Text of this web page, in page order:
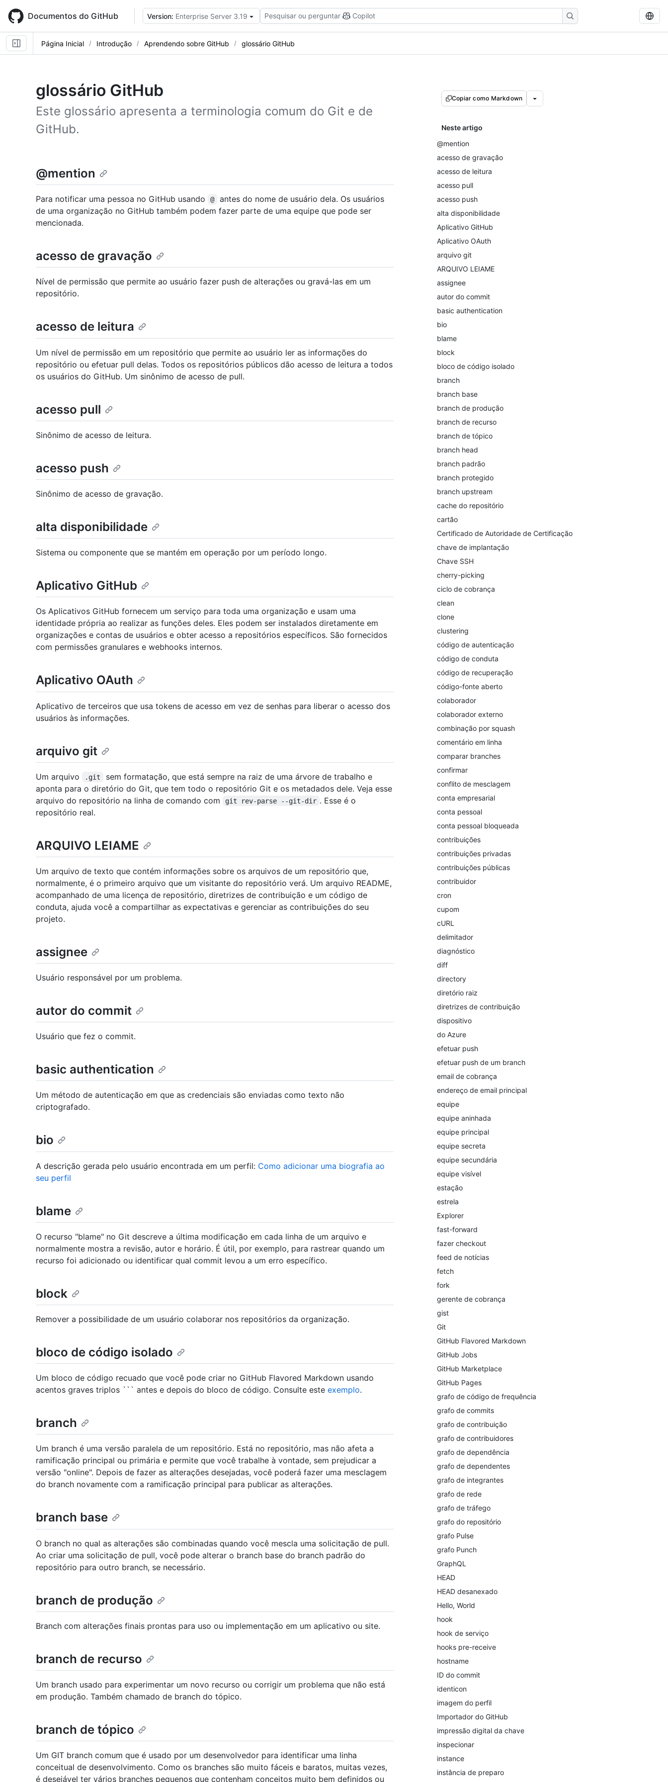
main
content
Documentos do GitHub Version: Enterprise Server 3.19 Pesquisar ou perguntar Copilot
Página Inicial Introdução Aprendendo sobre GitHub glossário GitHub
glossário GitHub
Este glossário apresenta a terminologia comum do Git e de
GitHub.
Copiar como Markdown
Neste artigo
@mention
acesso de gravação
acesso de leitura
acesso pull
acesso push
alta disponibilidade
Aplicativo GitHub
Aplicativo OAuth
arquivo git
ARQUIVO LEIAME
assignee
autor do commit
basic authentication
bio
blame
block
bloco de código isolado
branch
branch base
branch de produção
branch de recurso
branch de tópico
branch head
branch padrão
branch protegido
branch upstream
cache do repositório
cartão
Certificado de Autoridade de Certificação
chave de implantação
Chave SSH
cherry-picking
ciclo de cobrança
clean
clone
clustering
código de autenticação
código de conduta
código de recuperação
código-fonte aberto
colaborador
colaborador externo
combinação por squash
comentário em linha
comparar branches
confirmar
conflito de mesclagem
conta empresarial
conta pessoal
conta pessoal bloqueada
contribuições
contribuições privadas
contribuições públicas
contribuidor
cron
cupom
cURL
delimitador
diagnóstico
diff
directory
diretório raiz
diretrizes de contribuição
dispositivo
do Azure
efetuar push
efetuar push de um branch
email de cobrança
endereço de email principal
equipe
equipe aninhada
equipe principal
equipe secreta
equipe secundária
equipe visível
estação
estrela
Explorer
fast-forward
fazer checkout
feed de notícias
fetch
fork
gerente de cobrança
gist
Git
GitHub Flavored Markdown
GitHub Jobs
GitHub Marketplace
GitHub Pages
grafo de código de frequência
grafo de commits
grafo de contribuição
grafo de contribuidores
grafo de dependência
grafo de dependentes
grafo de integrantes
grafo de rede
grafo de tráfego
grafo do repositório
grafo Pulse
grafo Punch
GraphQL
HEAD
HEAD desanexado
Hello, World
hook
hook de serviço
hooks pre-receive
hostname
ID do commit
identicon
imagem do perfil
Importador do GitHub
impressão digital da chave
inspecionar
instance
instância de preparo
@mention
Para notificar uma pessoa no GitHub usando @
antes do nome de usuário dela. Os usuários
de uma organização no GitHub também podem fazer parte de uma equipe que pode ser
mencionada.
acesso de gravação
Nível de permissão que permite ao usuário fazer push de alterações ou gravá-las em um
repositório.
acesso de leitura
Um nível de permissão em um repositório que permite ao usuário ler as informações do
repositório ou efetuar pull delas. Todos os repositórios públicos dão acesso de leitura a todos
os usuários do GitHub. Um sinônimo de acesso de pull.
acesso pull
Sinônimo de acesso de leitura.
acesso push
Sinônimo de acesso de gravação.
alta disponibilidade
Sistema ou componente que se mantém em operação por um período longo.
Aplicativo GitHub
Os Aplicativos GitHub fornecem um serviço para toda uma organização e usam uma
identidade própria ao realizar as funções deles. Eles podem ser instalados diretamente em
organizações e contas de usuários e obter acesso a repositórios específicos. São fornecidos
com permissões granulares e webhooks internos.
Aplicativo OAuth
Aplicativo de terceiros que usa tokens de acesso em vez de senhas para liberar o acesso dos
usuários às informações.
arquivo git
Um arquivo .git
sem formatação, que está sempre na raiz de uma árvore de trabalho e
aponta para o diretório do Git, que tem todo o repositório Git e os metadados dele. Veja esse
arquivo do repositório na linha de comando com
git rev-parse --git-dir . Esse é o
repositório real.
ARQUIVO LEIAME
Um arquivo de texto que contém informações sobre os arquivos de um repositório que,
normalmente, é o primeiro arquivo que um visitante do repositório verá. Um arquivo README,
acompanhado de uma licença de repositório, diretrizes de contribuição e um código de
conduta, ajuda você a compartilhar as expectativas e gerenciar as contribuições do seu
projeto.
assignee
Usuário responsável por um problema.
autor do commit
Usuário que fez o commit.
basic authentication
Um método de autenticação em que as credenciais são enviadas como texto não
criptografado.
bio
A descrição gerada pelo usuário encontrada em um perfil: Como adicionar uma biografia ao
seu perfil
blame
O recurso "blame" no Git descreve a última modificação em cada linha de um arquivo e
normalmente mostra a revisão, autor e horário. É útil, por exemplo, para rastrear quando um
recurso foi adicionado ou identificar qual commit levou a um erro específico.
block
Remover a possibilidade de um usuário colaborar nos repositórios da organização.
bloco de código isolado
Um bloco de código recuado que você pode criar no GitHub Flavored Markdown usando
acentos graves triplos ``` antes e depois do bloco de código. Consulte este exemplo.
branch
Um branch é uma versão paralela de um repositório. Está no repositório, mas não afeta a
ramificação principal ou primária e permite que você trabalhe à vontade, sem prejudicar a
versão "online". Depois de fazer as alterações desejadas, você poderá fazer uma mesclagem
do branch novamente com a ramificação principal para publicar as alterações.
branch base
O branch no qual as alterações são combinadas quando você mescla uma solicitação de pull.
Ao criar uma solicitação de pull, você pode alterar o branch base do branch padrão do
repositório para outro branch, se necessário.
branch de produção
Branch com alterações finais prontas para uso ou implementação em um aplicativo ou site.
branch de recurso
Um branch usado para experimentar um novo recurso ou corrigir um problema que não está
em produção. Também chamado de branch do tópico.
branch de tópico
Um GIT branch comum que é usado por um desenvolvedor para identificar uma linha
conceitual de desenvolvimento. Como os branches são muito fáceis e baratos, muitas vezes,
é desejável ter vários branches pequenos que contenham conceitos muito bem definidos ou